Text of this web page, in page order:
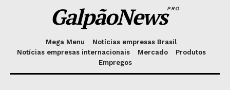
GalpãoNewsPRO
Mega Menu
Notícias empresas Brasil
Notícias empresas internacionais
Mercado
Produtos
Empregos